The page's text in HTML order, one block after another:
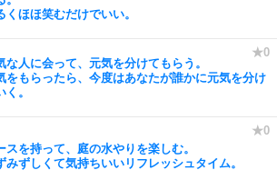
くほほ笑むだけでいい。
な人に会って、元気を分けてもらう。
をもらったら、今度はあなたが誰かに元気を分け
く。
スを持って、庭の水やりを楽しむ。
みずしくて気持ちいいリフレッシュタイム。